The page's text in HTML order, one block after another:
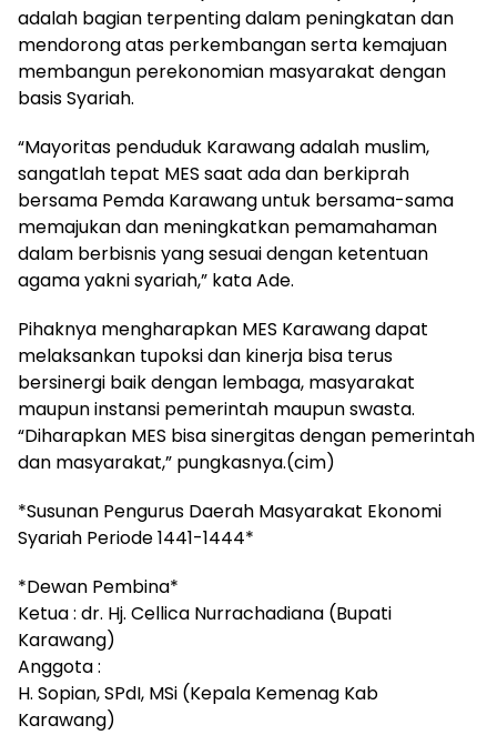
adalah bagian terpenting dalam peningkatan dan
mendorong atas perkembangan serta kemajuan
membangun perekonomian masyarakat dengan
basis Syariah.
“Mayoritas penduduk Karawang adalah muslim,
sangatlah tepat MES saat ada dan berkiprah
bersama Pemda Karawang untuk bersama-sama
memajukan dan meningkatkan pemamahaman
dalam berbisnis yang sesuai dengan ketentuan
agama yakni syariah,” kata Ade.
Pihaknya mengharapkan MES Karawang dapat
melaksankan tupoksi dan kinerja bisa terus
bersinergi baik dengan lembaga, masyarakat
maupun instansi pemerintah maupun swasta.
“Diharapkan MES bisa sinergitas dengan pemerintah
dan masyarakat,” pungkasnya.(cim)
*Susunan Pengurus Daerah Masyarakat Ekonomi
Syariah Periode 1441-1444*
*Dewan Pembina*
Ketua : dr. Hj. Cellica Nurrachadiana (Bupati
Karawang)
Anggota :
H. Sopian, SPdI, MSi (Kepala Kemenag Kab
Karawang)